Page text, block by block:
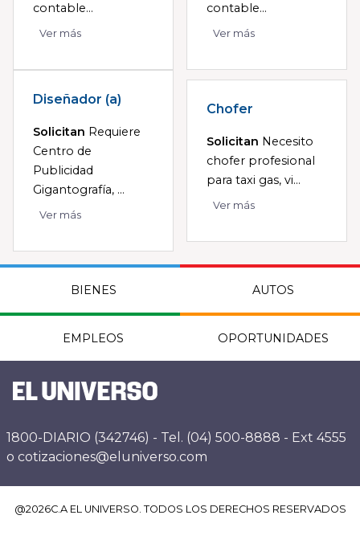
contable...
Ver más
contable...
Ver más
Diseñador (a)
Solicitan Requiere
Centro de
Publicidad
Gigantografía, ...
Ver más
Chofer
Solicitan Necesito
chofer profesional
para taxi gas, vi...
Ver más
BIENES AUTOS
EMPLEOS OPORTUNIDADES
1800-DIARIO (342746) - Tel. (04) 500-8888 - Ext 4555
o cotizaciones@eluniverso.com
@2026C.A EL UNIVERSO. TODOS LOS DERECHOS RESERVADOS